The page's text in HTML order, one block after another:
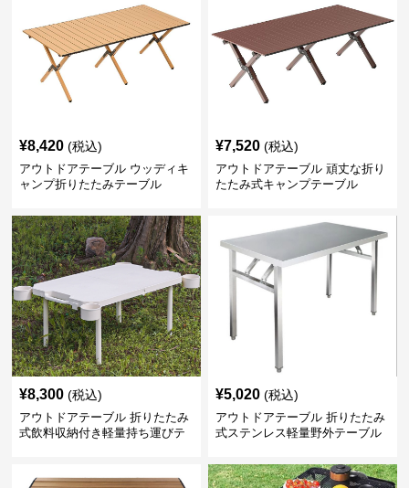
¥8,420 (税込)
アウトドアテーブル ウッディキ
ャンプ折りたたみテーブル
¥7,520 (税込)
アウトドアテーブル 頑丈な折り
たたみ式キャンプテーブル
¥8,300 (税込)
アウトドアテーブル 折りたたみ
式飲料収納付き軽量持ち運びテ
¥5,020 (税込)
アウトドアテーブル 折りたたみ
式ステンレス軽量野外テーブル